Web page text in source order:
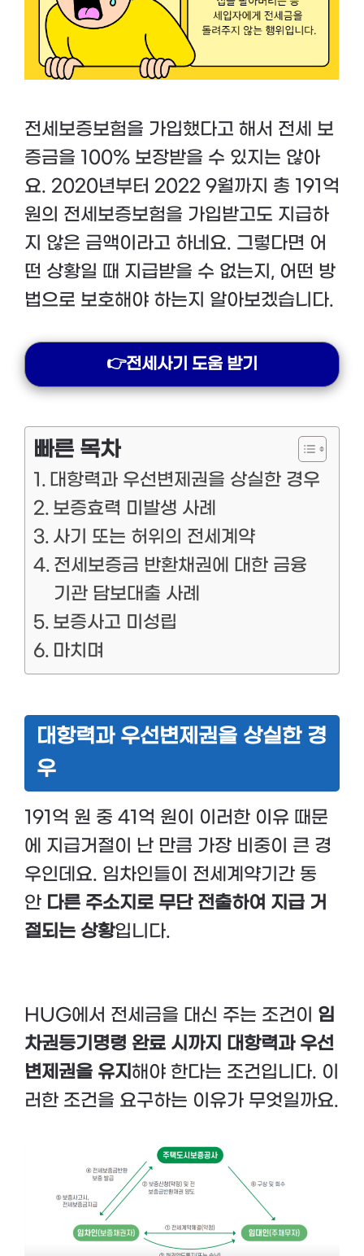
전세보증보험을 가입했다고 해서 전세 보
증금을 100% 보장받을 수 있지는 않아
요. 2020년부터 2022 9월까지 총 191억
원의 전세보증보험을 가입받고도 지급하
지 않은 금액이라고 하네요. 그렇다면 어
떤 상황일 때 지급받을 수 없는지, 어떤 방
법으로 보호해야 하는지 알아보겠습니다.
👉전세사기 도움 받기
빠른 목차
대항력과 우선변제권을 상실한 경우
보증효력 미발생 사례
사기 또는 허위의 전세계약
전세보증금 반환채권에 대한 금융
기관 담보대출 사례
보증사고 미성립
마치며
대항력과 우선변제권을 상실한 경
우
191억 원 중 41억 원이 이러한 이유 때문
에 지급거절이 난 만큼 가장 비중이 큰 경
우인데요. 임차인들이 전세계약기간 동
안 다른 주소지로 무단 전출하여 지급 거
절되는 상황입니다.
HUG에서 전세금을 대신 주는 조건이 임
차권등기명령 완료 시까지 대항력과 우선
변제권을 유지해야 한다는 조건입니다. 이
러한 조건을 요구하는 이유가 무엇일까요.